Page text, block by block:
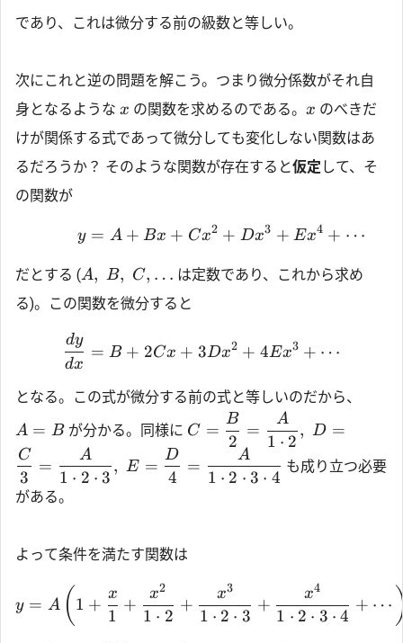
であり、これは微分する前の級数と等しい。
次にこれと逆の問題を解こう。つまり微分係数がそれ自
身となるような x の関数を求めるのである。 x のべきだ
けが関係する式であって微分しても変化しない関数はあ
るだろうか？ そのような関数が存在すると仮定 して、そ
の関数が
y = A + Bx + Cx2 + Dx3 + Ex4 + ⋯
だとする (A, B, C, … は定数であり、これから求め
る)。この関数を微分すると
dx
dy
= B + 2Cx + 3Dx2 + 4Ex3 + ⋯
となる。この式が微分する前の式と等しいのだから、
A = Bが分かる。同様に C =
2
B
=
1 ⋅ 2
A
, D =
3
C
=
1 ⋅ 2 ⋅ 3
A
, E =
4
D
=
1 ⋅ 2 ⋅ 3 ⋅ 4
A
も成り立つ必要
がある。
よって条件を満たす関数は
y = A ( 1 +
1
x
+
1 ⋅ 2
x2
+
1 ⋅ 2 ⋅ 3
x3
+
1 ⋅ 2 ⋅ 3 ⋅ 4
x4
+ ⋯